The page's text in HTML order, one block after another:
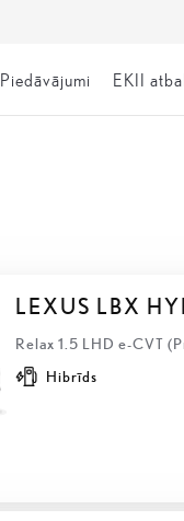
Piedāvājumi EKII
LEXUS LBX
Relax 1.5 LHD e-CVT
Hibrīds